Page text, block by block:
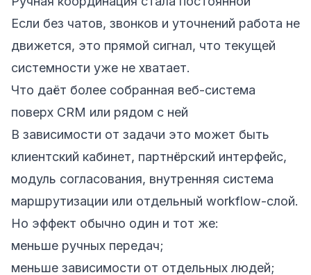
Если без чатов, звонков и уточнений работа не
движется, это прямой сигнал, что текущей
системности уже не хватает.
Что даёт более собранная веб-система
поверх CRM или рядом с ней
В зависимости от задачи это может быть
клиентский кабинет, партнёрский интерфейс,
модуль согласования, внутренняя система
маршрутизации или отдельный workflow-слой.
Но эффект обычно один и тот же:
меньше ручных передач;
меньше зависимости от отдельных людей;